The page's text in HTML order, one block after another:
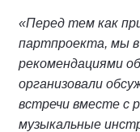
«Перед тем как
партпроекта, мы
рекомендациями
организовали
встречи вместе с
музыкальные